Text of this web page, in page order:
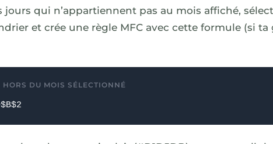
jours qui n’appartiennent pas au mois affiché,
et crée une règle MFC avec cette formule (si
DU MOIS SÉLECTIONNÉ